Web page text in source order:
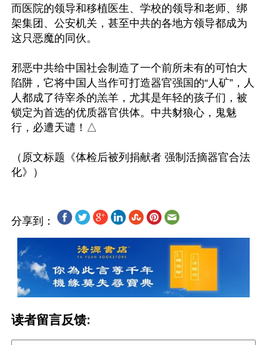
而医院的领导和移植医生、学校的领导和老师、绑
架集团、公安机关，甚至中共的各地方领导都成为
这只恶魔的同伙。
邪恶中共给中国社会制造了一个前所未有的可怕大
陷阱，它将中国人当作可打造器官强国的“人矿”，人
人都成了待宰杀的羔羊，尤其是年轻的孩子们，被
锁定为首选的优质器官供体。中共豺狼心，鬼魅
行，必遭天谴！△
（原文标题《体检后被列捐献者 强制活摘器官合法
分享到：
读者留言反馈: